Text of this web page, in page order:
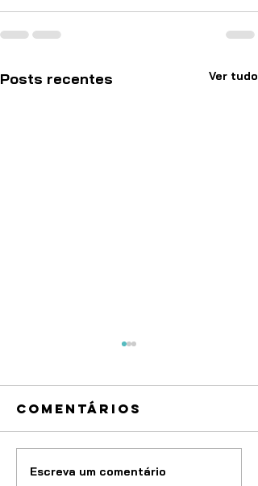
Posts recentes Ver tudo
Atenção,
Comentários
Escreva um comentário